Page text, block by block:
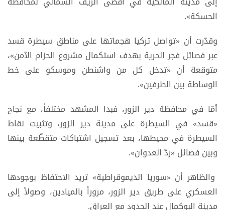
الحسكة».
وقدّرت أن «تواصل تركيا هجماتها على مناطق سيطرة قسد
عبر فصائل فجر الحرية بهدف استكمال مشروع الحزام الآمن»،
متوقعة أن «تدخل كل من واشنطن وموسكو على خط
الوساطة بين الطرفين».
أمّا في محافظة دير الزور، فبدا المشهد مختلفاً، مع نجاح
«قسد» في السيطرة على مدينة دير الزور، وتثبيت نقاط
السيطرة في محيطها، بعد تسجيل اشتباكات متقطّعة بينها
وبين فصائل «ردّ العدوان».
والظاهر أن «سوريا الديموقراطية» تريد الاحتفاظ بوجودها
العسكري على طريق دير الزور، مروراً بالميادين، وصولاً إلى
مدينة البوكمال عند الحدود مع العراق.